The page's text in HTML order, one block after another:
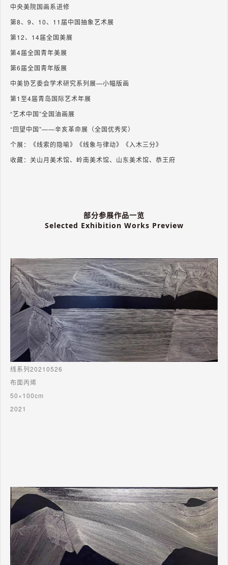
中央美院国画系进修
第8、9、10、11届中国抽象艺术展
第12、14届全国美展
第4届全国青年美展
第6届全国青年版展
中美协艺委会学术研究系列展—小幅版画
第1至4届青岛国际艺术年展
“艺术中国”全国油画展
“回望中国”——辛亥革命展（全国优秀奖）
个展：《线索的隐喻》《线象与律动》《入木三分》
收藏：关山月美术馆、岭南美术馆、山东美术馆、恭王府
部分参展作品一览
Selected Exhibition Works Preview
线系列20210526
布面丙烯
50×100cm
2021